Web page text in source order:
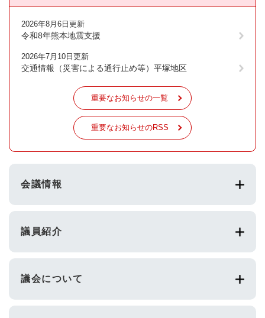
2026年8月6日更新
令和8年熊本地震支援
2026年7月10日更新
交通情報（災害による通行止め等）平塚地区
重要なお知らせの一覧
重要なお知らせのRSS
会議情報
議員紹介
議会について